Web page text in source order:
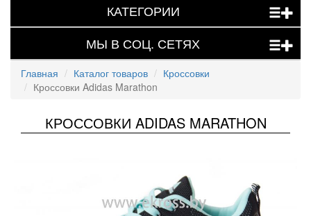
+
КАТЕГОРИИ
+
МЫ В СОЦ. СЕТЯХ
Главная Каталог товаров
Кроссовки
Кроссовки Adidas Marathon
КРОССОВКИ ADIDAS MARATHON